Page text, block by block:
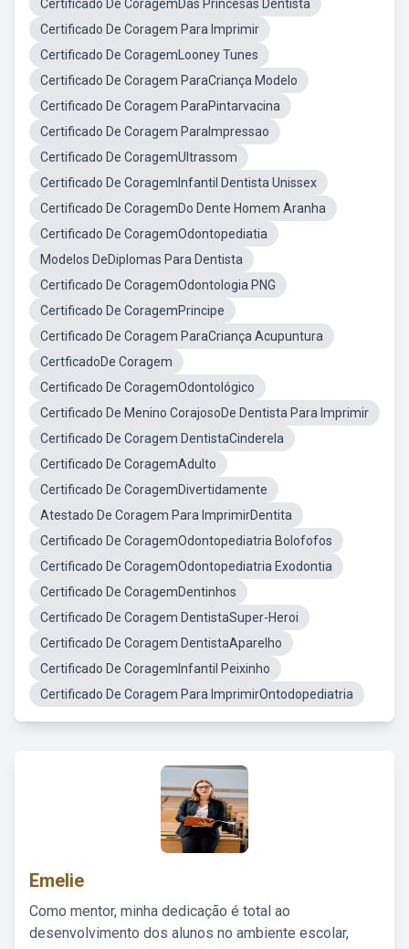
Certificado De CoragemDas Princesas Dentista
Certificado De Coragem Para Imprimir
Certificado De CoragemLooney Tunes
Certificado De Coragem ParaCriança Modelo
Certificado De Coragem ParaPintarvacina
Certificado De Coragem ParaImpressao
Certificado De CoragemUltrassom
Certificado De CoragemInfantil Dentista Unissex
Certificado De CoragemDo Dente Homem Aranha
Certificado De CoragemOdontopediatia
Modelos DeDiplomas Para Dentista
Certificado De CoragemOdontologia PNG
Certificado De CoragemPrincipe
Certificado De Coragem ParaCriança Acupuntura
CertficadoDe Coragem
Certificado De CoragemOdontológico
Certificado De Menino CorajosoDe Dentista Para Imprimir
Certificado De Coragem DentistaCinderela
Certificado De CoragemAdulto
Certificado De CoragemDivertidamente
Atestado De Coragem Para ImprimirDentita
Certificado De CoragemOdontopediatria Bolofofos
Certificado De CoragemOdontopediatria Exodontia
Certificado De CoragemDentinhos
Certificado De Coragem DentistaSuper-Heroi
Certificado De Coragem DentistaAparelho
Certificado De CoragemInfantil Peixinho
Certificado De Coragem Para ImprimirOntodopediatria
Emelie
Como mentor, minha dedicação é total ao
desenvolvimento dos alunos no ambiente escolar,